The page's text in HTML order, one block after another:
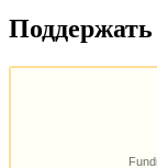
Поддержать